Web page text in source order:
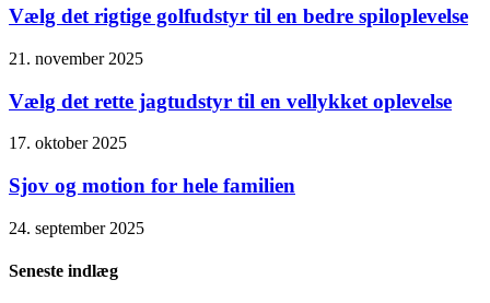
Vælg det rigtige golfudstyr til en bedre spiloplevelse
21. november 2025
Vælg det rette jagtudstyr til en vellykket oplevelse
17. oktober 2025
Sjov og motion for hele familien
24. september 2025
Seneste indlæg